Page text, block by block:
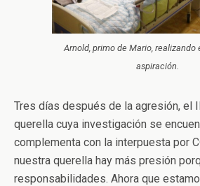
Arnold, primo de Mario, realizando
aspiración.
Tres días después de la agresión, el
querella cuya investigación se
complementa con la interpuesta por
nuestra querella hay más presión
responsabilidades. Ahora que